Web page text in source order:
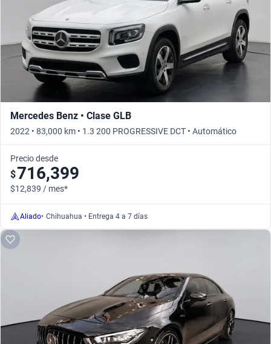
Mercedes Benz • Clase GLB
2022 • 83,000 km • 1.3 200 PROGRESSIVE DCT • Automático
Precio desde
$716,399
$12,839 / mes*
Aliado• Chihuahua • Entrega 4 a 7 días